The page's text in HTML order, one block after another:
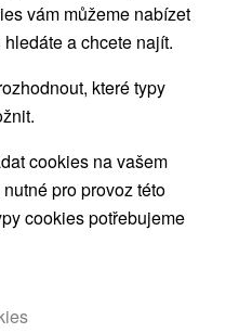
NEJLEVNĚJŠÍ
vám můžeme nabízet
a chcete najít.
které typy
cookies na vašem
pro provoz této
cookies potřebujeme